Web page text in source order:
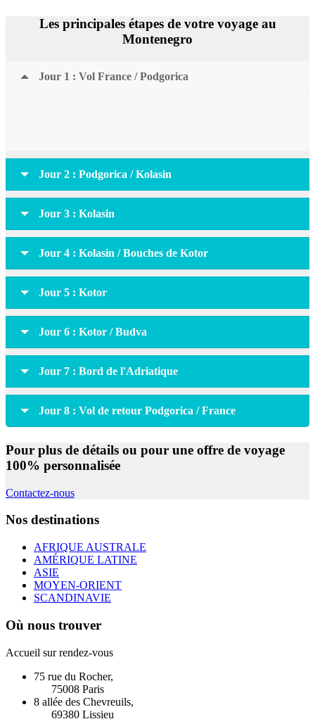
Les principales étapes de votre voyage au
Montenegro
Jour 1 : Vol France / Podgorica
Jour 2 : Podgorica / Kolasin
Jour 3 : Kolasin
Jour 4 : Kolasin / Bouches de Kotor
Jour 5 : Kotor
Jour 6 : Kotor / Budva
Jour 7 : Bord de l'Adriatique
Jour 8 : Vol de retour Podgorica / France
Pour plus de détails ou pour une offre de voyage
100% personnalisée
Contactez-nous
Nos destinations
AFRIQUE AUSTRALE
AMÉRIQUE LATINE
ASIE
MOYEN-ORIENT
SCANDINAVIE
Où nous trouver
Accueil sur rendez-vous
75 rue du Rocher,
75008 Paris
8 allée des Chevreuils,
69380 Lissieu